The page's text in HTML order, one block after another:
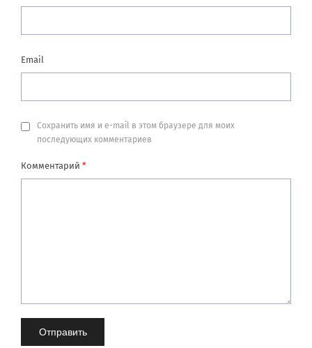
Email
Сохранить имя и e-mail в этом браузере для моих
последующих комментариев
Комментарий *